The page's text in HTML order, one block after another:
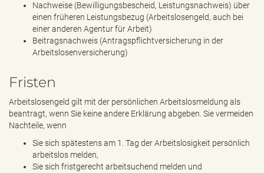
Nachweise (Bewilligungsbescheid, Leistungsnachweis) über
einen früheren Leistungsbezug (Arbeitslosengeld, auch bei
einer anderen Agentur für Arbeit)
Beitragsnachweis (Antragspflichtversicherung in der
Arbeitslosenversicherung)
Fristen
Arbeitslosengeld gilt mit der persönlichen Arbeitslosmeldung als
beantragt, wenn Sie keine andere Erklärung abgeben. Sie vermeiden
Nachteile, wenn
Sie sich spätestens am 1. Tag der Arbeitslosigkeit persönlich
arbeitslos melden,
Sie sich fristgerecht arbeitsuchend melden und